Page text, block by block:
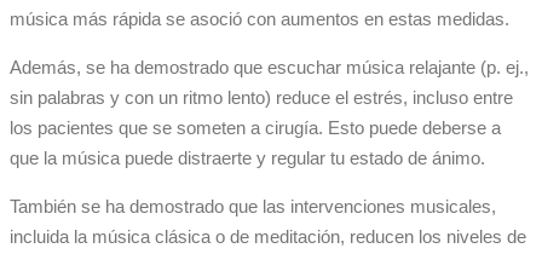
música más rápida se asoció con aumentos en estas medidas.
Además, se ha demostrado que escuchar música relajante (p. ej.,
sin palabras y con un ritmo lento) reduce el estrés, incluso entre
los pacientes que se someten a cirugía. Esto puede deberse a
que la música puede distraerte y regular tu estado de ánimo.
También se ha demostrado que las intervenciones musicales,
incluida la música clásica o de meditación, reducen los niveles de